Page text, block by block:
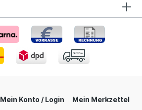
Mein Konto / Login Mein Merkzettel